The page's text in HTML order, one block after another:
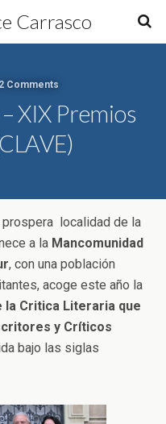
Carrasco
Comments
XIX Premios
prospera localidad de la
a la Mancomunidad
, con una población
acoge este año la
la Critica Literaria que
y Críticos
bajo las siglas